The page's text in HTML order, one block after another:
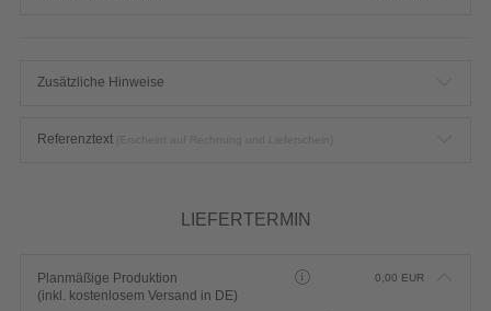
Zusätzliche Hinweise
Referenztext
LIEFERTERMIN
Planmäßige Produktion
(inkl. kostenlosem Versand in DE)
0,00 EUR